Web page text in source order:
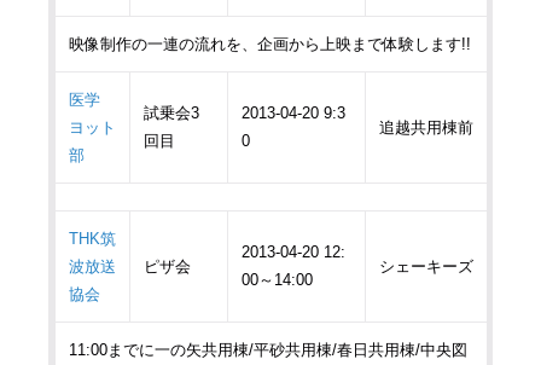
映像制作の一連の流れを、企画から上映まで体験します!!
医学
ヨット
部
試乗会3
回目
2013-04-20 9:3
0
追越共用棟前
THK筑
波放送
協会
ピザ会
2013-04-20 12:
00～14:00
シェーキーズ
11:00までに一の矢共用棟/平砂共用棟/春日共用棟/中央図